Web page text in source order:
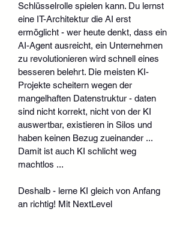
Schlüsselrolle spielen kann. Du lernst
eine IT-Architektur die AI erst
ermöglicht - wer heute denkt, dass ein
AI-Agent ausreicht, ein Unternehmen
zu revolutionieren wird schnell eines
besseren belehrt. Die meisten KI-
Projekte scheitern wegen der
mangelhaften Datenstruktur - daten
sind nicht korrekt, nicht von der KI
auswertbar, existieren in Silos und
haben keinen Bezug zueinander ...
Damit ist auch KI schlicht weg
machtlos ...
Deshalb - lerne KI gleich von Anfang
an richtig! Mit NextLevel